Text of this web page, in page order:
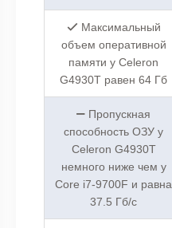
Максимальный
объем оперативной
памяти у Celeron
G4930T равен 64 Гб
Пропускная
способность ОЗУ у
Celeron G4930T
немного ниже чем у
Core i7-9700F и равна
37.5 Гб/с